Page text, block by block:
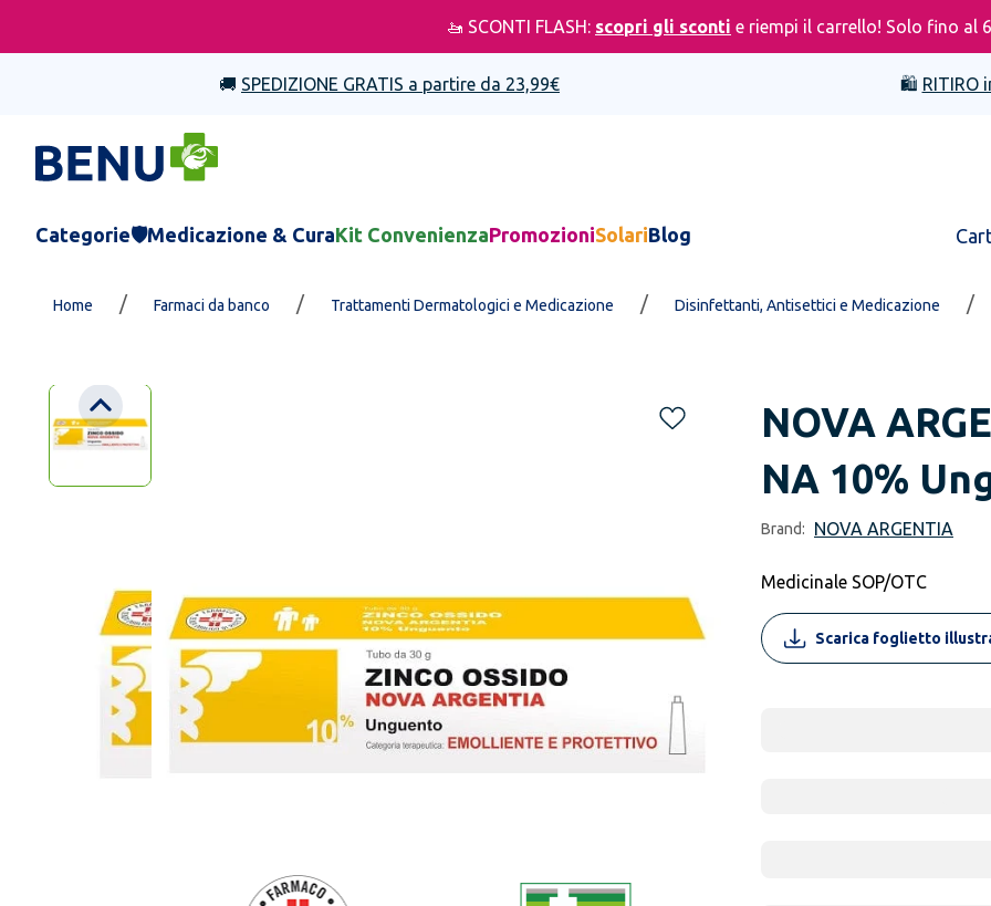
🚤 SCONTI FLASH: scopri gli sconti e riempi il carrello! Solo fino al
🚚 SPEDIZIONE GRATIS a partire da 23,99€ 🛍️ RITIRO
Categorie🛡️Medicazione & CuraKit ConvenienzaPromozioniSolariBlog
Home / Farmaci da banco / Trattamenti Dermatologici e Medicazione / Disinfettanti, Antisettici e Medicazione /
NOVA
NA 10%
Brand: NOVA ARGENTIA
Medicinale SOP/OTC
Scarica foglietto